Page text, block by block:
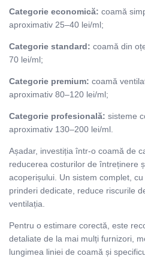
Categorie economică: coamă
aproximativ 25–40 lei/ml;
Categorie standard: coamă din
70 lei/ml;
Categorie premium: coamă
aproximativ 80–120 lei/ml;
Categorie profesională: sisteme
aproximativ 130–200 lei/ml.
Așadar, investiția într-o coamă de
reducerea costurilor de întreținere
acoperișului. Un sistem complet,
prinderi dedicate, reduce riscurile
ventilația.
Pentru o estimare corectă, este
detaliate de la mai mulți furnizori,
lungimea liniei de coamă și